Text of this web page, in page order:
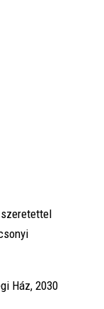
szeretettel
Ház, 2030